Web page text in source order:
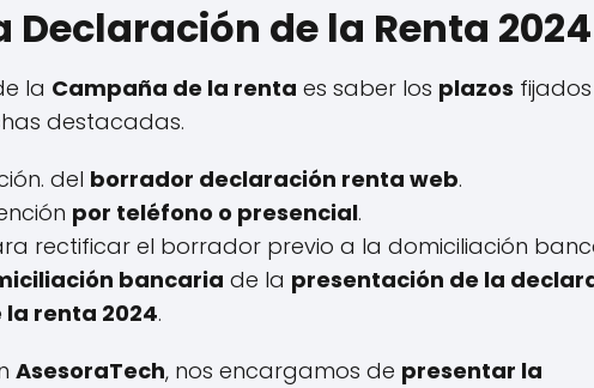
Declaración de la Renta 2024
la Campaña de la renta es saber los plazos
destacadas.
del borrador declaración renta web.
por teléfono o presencial.
rectificar el borrador previo a la domiciliación
bancaria de la presentación de la
la renta 2024.
AsesoraTech, nos encargamos de presentar la